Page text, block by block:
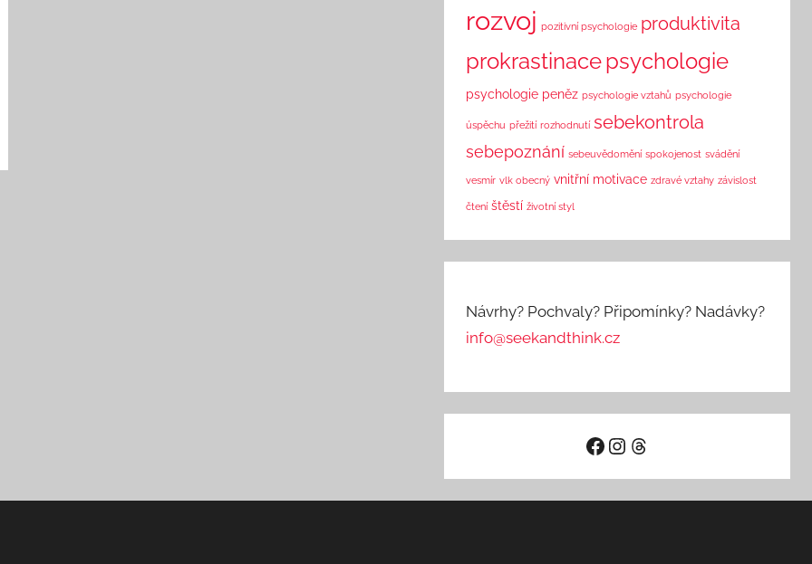
rozvoj pozitivní psychologie produktivita
prokrastinacepsychologie
psychologie peněz psychologie vztahů psychologie
úspěchu přežití rozhodnutí sebekontrola
sebepoznání sebeuvědomění spokojenost svádění
vesmír vlk obecný vnitřní motivace zdravé vztahy závislost
čtení štěstí životní styl
Návrhy? Pochvaly? Připomínky? Nadávky?
info@seekandthink.cz
Facebook
Instagram
Threads